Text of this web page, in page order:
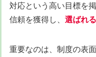
対応という高い目標を
信頼を獲得し、 選ばれ
重要なのは、制度の表